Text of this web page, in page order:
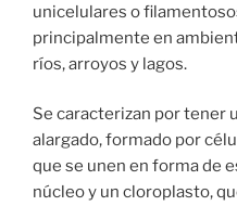
unicelulares o
principalmente en
ríos, arroyos y lagos.
Se caracterizan por tener
alargado, formado por
que se unen en forma de
núcleo y un cloroplasto,